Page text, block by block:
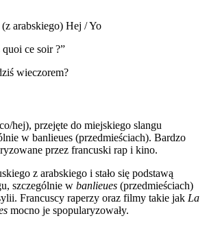
(z arabskiego) Hej / Yo
ce soir ?”
wieczorem?
hej), przejęte do miejskiego slangu
w banlieues (przedmieściach). Bardzo
przez francuski rap i kino.
z arabskiego i stało się podstawą
szczególnie w banlieues (przedmieściach)
Francuscy raperzy oraz filmy takie jak La
mocno je spopularyzowały.